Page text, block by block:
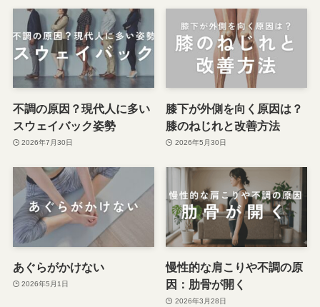
不調の原因？現代人に多い
スウェイバック姿勢
2026年7月30日
膝下が外側を向く原因は？
膝のねじれと改善方法
2026年5月30日
あぐらがかけない
2026年5月1日
慢性的な肩こりや不調の原
因：肋骨が開く
2026年3月28日